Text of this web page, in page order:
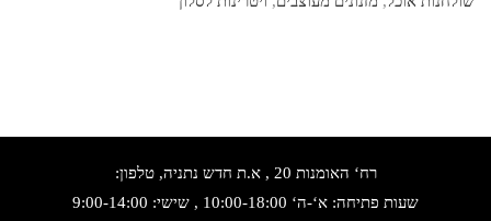
רח‘ האומנות 20 , א.ת חדש נתניה, טלפון:
שעות פתיחה: א‘-ה‘ 10:00-18:00 , שישי: 9:00-14:00